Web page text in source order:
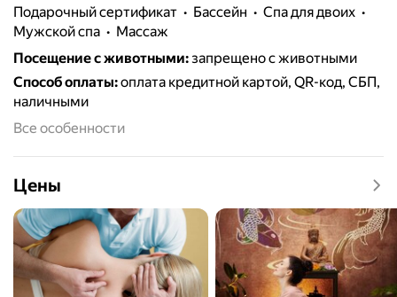
подарочный сертификат бассейн
Спа для двоих
мужской спа
массаж
Посещение с животными:запрещено с животными
Способ оплаты:оплата кредитной картой, QR-код, СБП,
наличными
Все особенности
Цены